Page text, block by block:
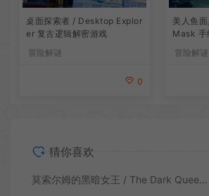
桌面探索者 / Desktop Explor
er 复古逻辑解密游戏
冒险解谜
0
美人鱼
Mask 手
冒险解谜
猜你喜欢
莫索尔姆的黑暗女王 / The Dark Queen of Mortholme 多结局叙事游戏